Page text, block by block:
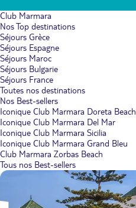
Club Marmara
Nos Top destinations
Séjours Grèce
Séjours Espagne
Séjours Maroc
Séjours Bulgarie
Séjours France
Toutes nos destinations
Nos Best-sellers
Iconique Club Marmara Doreta Beach
Iconique Club Marmara Del Mar
Iconique Club Marmara Sicilia
Iconique Club Marmara Grand Bleu
Club Marmara Zorbas Beach
Tous nos Best-sellers